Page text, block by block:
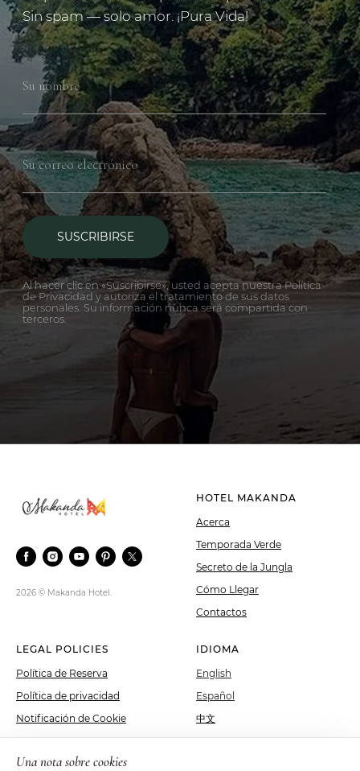
2026 © Makanda Hotel.
HOTEL MAKANDA
Acerca
Temporada Verde
Secreto de la Jungla
Cómo Llegar
Contactos
LEGAL POLICIES
Política de Reserva
Política de privacidad
Notificación de Cookie
IDIOMA
English
Español
中文
Русский
Una nota sobre cookies